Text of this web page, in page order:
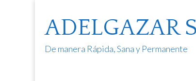
ADELGAZAR
De manera Rápida, Sana y Permanente